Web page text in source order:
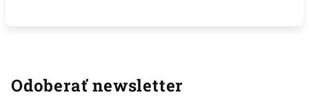
Odoberať newsletter